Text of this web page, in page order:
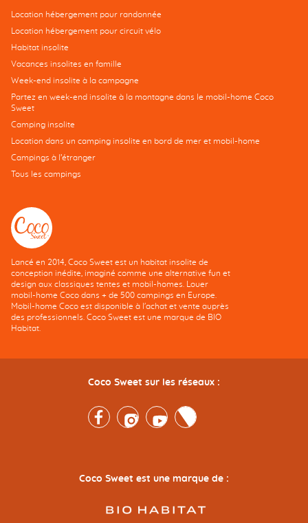
Location hébergement pour randonnée
Location hébergement pour circuit vélo
Habitat insolite
Vacances insolites en famille
Week-end insolite à la campagne
Partez en week-end insolite à la montagne dans le mobil-home Coco
Sweet
Camping insolite
Location dans un camping insolite en bord de mer et mobil-home
Campings à l’étranger
Tous les campings
Lancé en 2014, Coco Sweet est un habitat insolite de
conception inédite, imaginé comme une alternative fun et
design aux classiques tentes et mobil-homes. Louer
mobil-home Coco dans + de 500 campings en Europe.
Mobil-home Coco est disponible à l'achat et vente auprès
des professionnels. Coco Sweet est une marque de BIO
Habitat.
Coco Sweet sur les réseaux :
FacebookInstagramYoutubeTwitter
Coco Sweet est une marque de :